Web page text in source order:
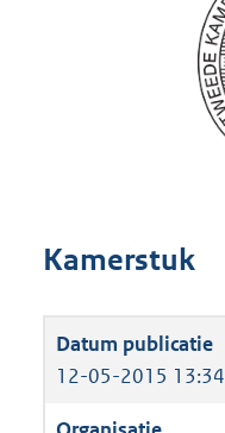
Kamerstuk
12-05-2015 13:34